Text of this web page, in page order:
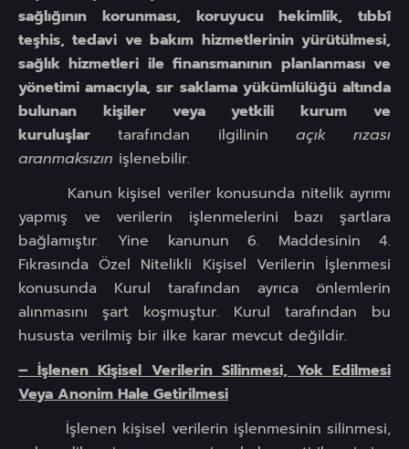
sağlığının korunması, koruyucu hekimlik, tıbbî
teşhis, tedavi ve bakım hizmetlerinin yürütülmesi,
sağlık hizmetleri ile finansmanının planlanması ve
yönetimi amacıyla, sır saklama yükümlülüğü altında
bulunan kişiler veya yetkili kurum ve
kuruluşlar tarafından ilgilinin açık rızası
aranmaksızın işlenebilir.
Kanun kişisel veriler konusunda nitelik ayrımı
yapmış ve verilerin işlenmelerini bazı şartlara
bağlamıştır. Yine kanunun 6. Maddesinin 4.
Fıkrasında Özel Nitelikli Kişisel Verilerin İşlenmesi
konusunda Kurul tarafından ayrıca önlemlerin
alınmasını şart koşmuştur. Kurul tarafından bu
hususta verilmiş bir ilke karar mevcut değildir.
– İşlenen Kişisel Verilerin Silinmesi, Yok Edilmesi
Veya Anonim Hale Getirilmesi
İşlenen kişisel verilerin işlenmesinin silinmesi,